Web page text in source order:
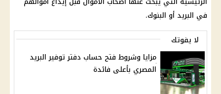
في البريد أو البنوك.
لا يفوتك
مزايا وشروط فتح حساب دفتر توفير البريد
المصري بأعلى فائدة